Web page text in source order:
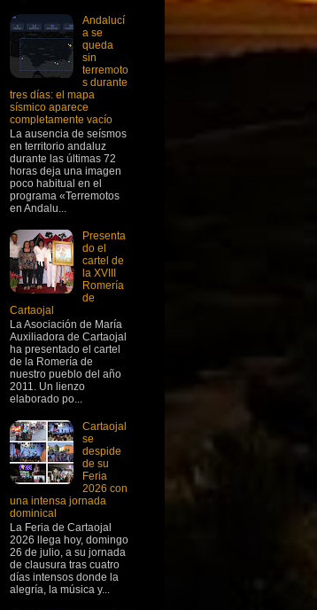
Andalucí
a se
queda
sin
terremoto
s durante
tres días: el mapa
sísmico aparece
completamente vacío
La ausencia de seísmos
en territorio andaluz
durante las últimas 72
horas deja una imagen
poco habitual en el
programa «Terremotos
en Andalu...
Presenta
do el
cartel de
la XVIII
Romería
de
Cartaojal
La Asociación de María
Auxiliadora de Cartaojal
ha presentado el cartel
de la Romería de
nuestro pueblo del año
2011. Un lienzo
elaborado po...
Cartaojal
se
despide
de su
Feria
2026 con
una intensa jornada
dominical
La Feria de Cartaojal
2026 llega hoy, domingo
26 de julio, a su jornada
de clausura tras cuatro
días intensos donde la
alegría, la música y...